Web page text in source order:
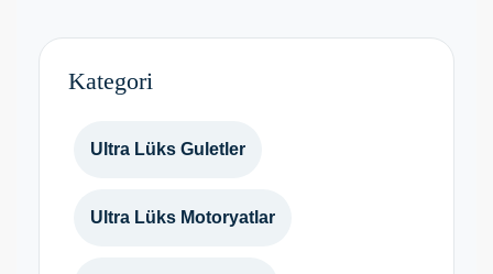
Kategori
Ultra Lüks Guletler
Ultra Lüks Motoryatlar